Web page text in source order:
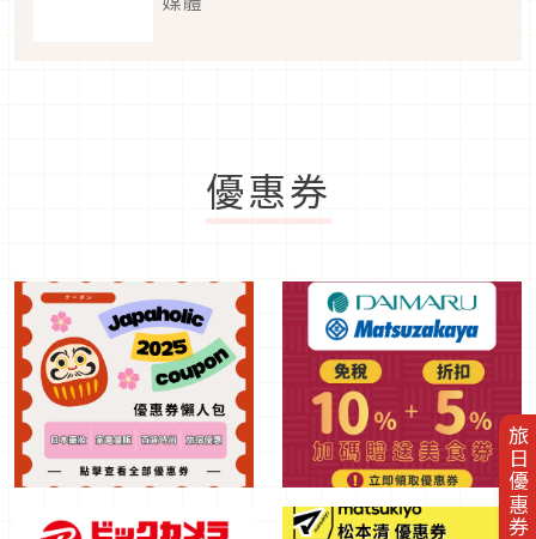
旅日優惠券
優惠券